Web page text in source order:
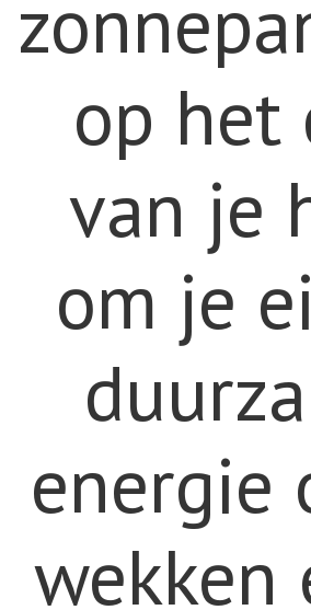
op het
van je
om je
energie
wekken